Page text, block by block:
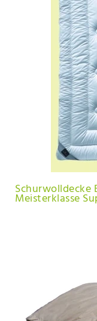
Schurwolldecke
Meisterklasse